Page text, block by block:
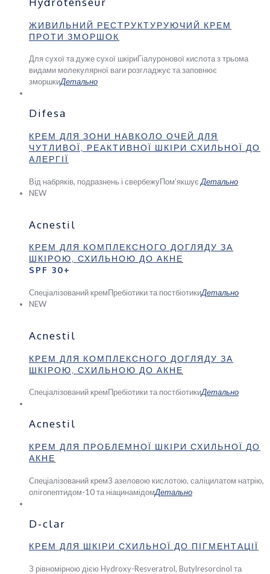
ЖИВИЛЬНИЙ РЕСТРУКТУРУЮЧИЙ КРЕМ
ПРОТИ ЗМОРШОК
Для сухої та дуже сухої шкіриГіалуронової кислота з трьома
видами молекулярної ваги розгладжує та заповнює
зморшкиДетально
Difesa
КРЕМ ДЛЯ ЗОНИ НАВКОЛО ОЧЕЙ ДЛЯ
ЧУТЛИВОЇ, РЕАКТИВНОЇ ШКІРИ СХИЛЬНОЇ ДО
АЛЕРГІЇ
Від набряків, подразнень і свербежуПом’якшує Детально
NEW
Acnestil
КРЕМ ДЛЯ КОМПЛЕКСНОГО ДОГЛЯДУ ЗА
ШКІРОЮ, СХИЛЬНОЮ ДО АКНЕ
SPF 30+
Спеціалізований кремПребіотики та постбіотикиДетально
NEW
Acnestil
КРЕМ ДЛЯ КОМПЛЕКСНОГО ДОГЛЯДУ ЗА
ШКІРОЮ, СХИЛЬНОЮ ДО АКНЕ
Спеціалізований кремПребіотики та постбіотикиДетально
Acnestil
КРЕМ ДЛЯ ПРОБЛЕМНОЇ ШКІРИ СХИЛЬНОЇ ДО
АКНЕ
Спеціалізований кремЗ азеловою кислотою, саліцилатом натрію,
олігопептидом-10 та ніацинамідомДетально
D-clar
КРЕМ ДЛЯ ШКІРИ СХИЛЬНОЇ ДО ПІГМЕНТАЦІЇ
З рівномірною дією Hydroxy-Resveratrol, Butylresorcinol та